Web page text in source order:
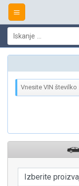
Skip
content
Išči:
Izberite